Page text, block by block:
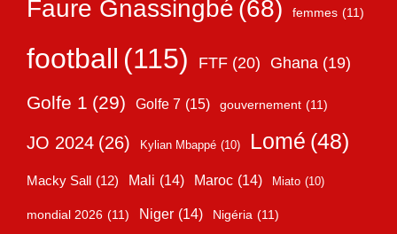
Faure Gnassingbé (68) femmes (11)
football (115) FTF (20) Ghana (19)
Golfe 1 (29) Golfe 7 (15) gouvernement (11)
JO 2024 (26) Kylian Mbappé (10) Lomé (48)
Macky Sall (12) Mali (14) Maroc (14) Miato (10)
mondial 2026 (11) Niger (14) Nigéria (11)